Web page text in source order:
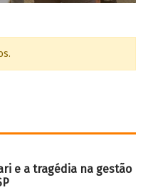
e a tragédia na gestão